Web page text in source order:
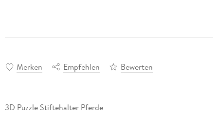
Merken Empfehlen Bewerten
3D Puzzle Stiftehalter Pferde